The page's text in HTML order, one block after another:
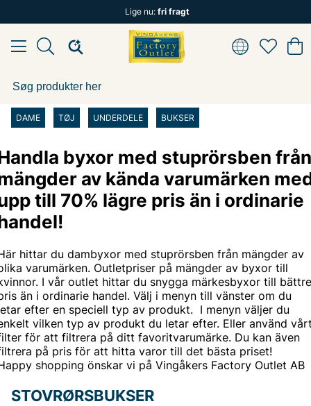
Lige nu: fri fragt
DAME TØJ UNDERDELE BUKSER
byxor med stuprörsben från
av kända varumärken
till 70% lägre pris än i ordinarie
hittar du dambyxor med stuprörsben från mängder av
varumärken. Outletpriser på mängder av byxor till
I vår outlet hittar du snygga märkesbyxor till bättre
än i ordinarie handel. Välj i menyn till vänster om du
efter en speciell typ av produkt. I menyn väljer du
vilken typ av produkt du letar efter. Eller använd
för att filtrera på ditt favoritvarumärke. Du kan även
på pris för att hitta varor till det bästa priset!
shopping önskar vi på Vingåkers Factory Outlet AB
STOVRØRSBUKSER